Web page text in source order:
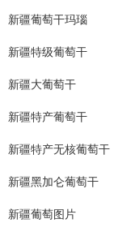
新疆葡萄干玛瑙
新疆特级葡萄干
新疆大葡萄干
新疆特产葡萄干
新疆特产无核葡萄干
新疆黑加仑葡萄干
新疆葡萄图片